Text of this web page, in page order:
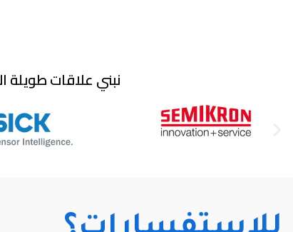
نبني علاقات طويلة